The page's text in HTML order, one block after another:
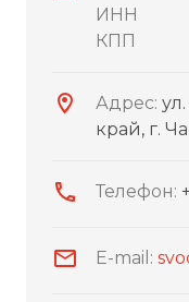
ИНН
КПП
Адрес:
край, г.
Телефон:
E-mail: